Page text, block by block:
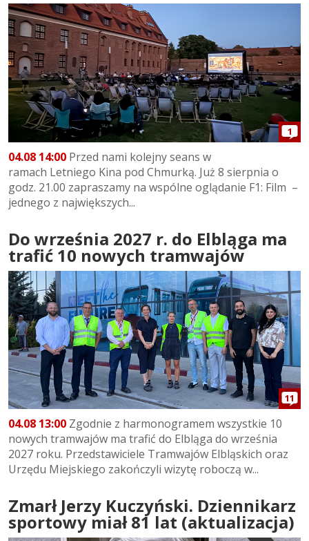
1
04.08 14:00 Przed nami kolejny seans w
ramach Letniego Kina pod Chmurką. Już 8 sierpnia o
godz. 21.00 zapraszamy na wspólne oglądanie F1: Film –
jednego z największych...
Do września 2027 r. do Elbląga ma
trafić 10 nowych tramwajów
11
04.08 13:00 Zgodnie z harmonogramem wszystkie 10
nowych tramwajów ma trafić do Elbląga do września
2027 roku. Przedstawiciele Tramwajów Elbląskich oraz
Urzędu Miejskiego zakończyli wizytę roboczą w...
Zmarł Jerzy Kuczyński. Dziennikarz
sportowy miał 81 lat (aktualizacja)